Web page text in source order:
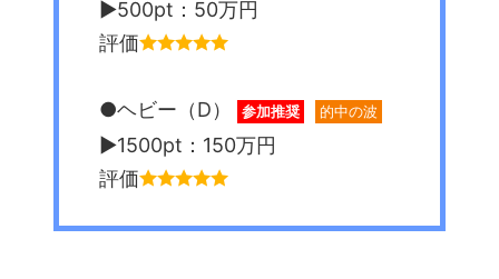
▶︎500pt：50万円
評価
●ヘビー（D） 参加推奨 的中の波
▶︎1500pt：150万円
評価